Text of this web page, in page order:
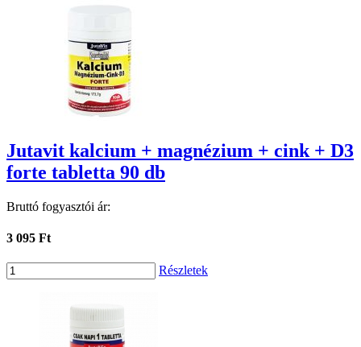
Jutavit kalcium + magnézium + cink + D3
forte tabletta 90 db
Bruttó fogyasztói ár:
3 095 Ft
Részletek